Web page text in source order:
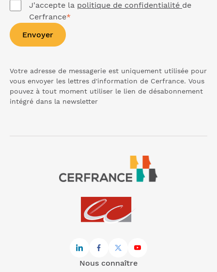
J'accepte la politique de confidentialité de
Cerfrance*
Envoyer
Votre adresse de messagerie est uniquement utilisée pour
vous envoyer les lettres d'information de Cerfrance. Vous
pouvez à tout moment utiliser le lien de désabonnement
intégré dans la newsletter
Nous connaître